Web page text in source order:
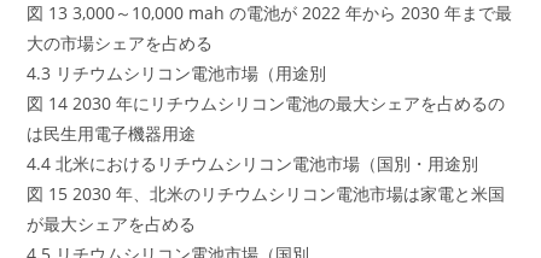
図 13 3,000～10,000 mah の電池が 2022 年から 2030 年まで最
大の市場シェアを占める
4.3 リチウムシリコン電池市場（用途別
図 14 2030 年にリチウムシリコン電池の最大シェアを占めるの
は民生用電子機器用途
4.4 北米におけるリチウムシリコン電池市場（国別・用途別
図 15 2030 年、北米のリチウムシリコン電池市場は家電と米国
が最大シェアを占める